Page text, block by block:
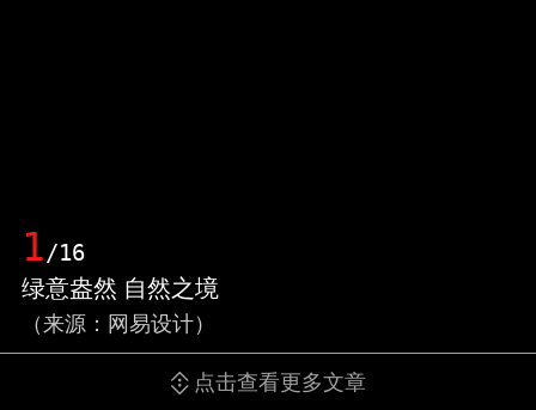
1/16
绿意盎然 自然之境
（来源：网易设计）
点击查看更多文章